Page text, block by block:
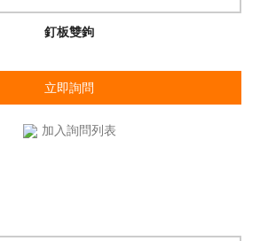
釘板雙鉤
立即詢問
加入詢問列表